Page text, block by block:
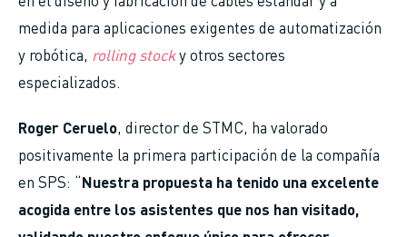
medida para aplicaciones exigentes de automatización
y robótica, rolling stocky otros sectores
especializados.
Roger Ceruelo, director de STMC, ha valorado
positivamente la primera participación de la compañía
en SPS: “Nuestra propuesta ha tenido una excelente
acogida entre los asistentes que nos han visitado,